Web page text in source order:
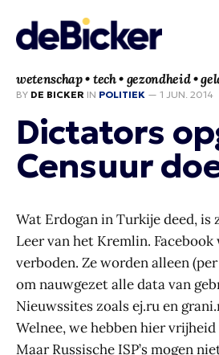
wetenschap • tech • gezondheid •
BY DE BICKER IN POLITIEK — 1 JUN. 2014
Dictators
Censuur
Wat Erdogan in Turkije deed, is
Leer van het Kremlin.
verboden. Ze worden alleen
om nauwgezet alle data van
Nieuwssites zoals ej.ru en
Welnee, we hebben hier
Maar Russische ISP’s mogen